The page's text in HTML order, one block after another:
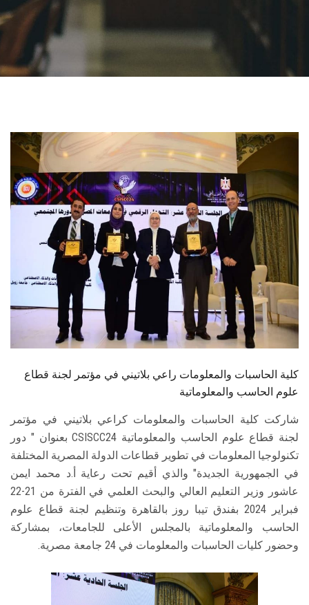
المراكز والوحدات
الأنظمة الذكية
الطلاب
هيئة التدريس
الدراسات العليا
الخريجين
الموظفون
الزائـرون
كلية الحاسبات والمعلومات راعي بلاتيني في مؤتمر لجنة قطاع
علوم الحاسب والمعلوماتية
شاركت كلية الحاسبات والمعلومات كراعي بلاتيني في مؤتمر
لجنة قطاع علوم الحاسب والمعلوماتية CSISCC24 بعنوان " دور
تكنولوجيا المعلومات في تطوير قطاعات الدولة المصرية المختلفة
في الجمهورية الجديدة" والذي أقيم تحت رعاية أ.د محمد ايمن
عاشور وزير التعليم العالي والبحث العلمي في الفترة من 21-22
فبراير 2024 بفندق تيبا روز بالقاهرة وتنظيم لجنة قطاع علوم
الحاسب والمعلوماتية بالمجلس الأعلى للجامعات، بمشاركة
وحضور كليات الحاسبات والمعلومات في 24 جامعة مصرية.